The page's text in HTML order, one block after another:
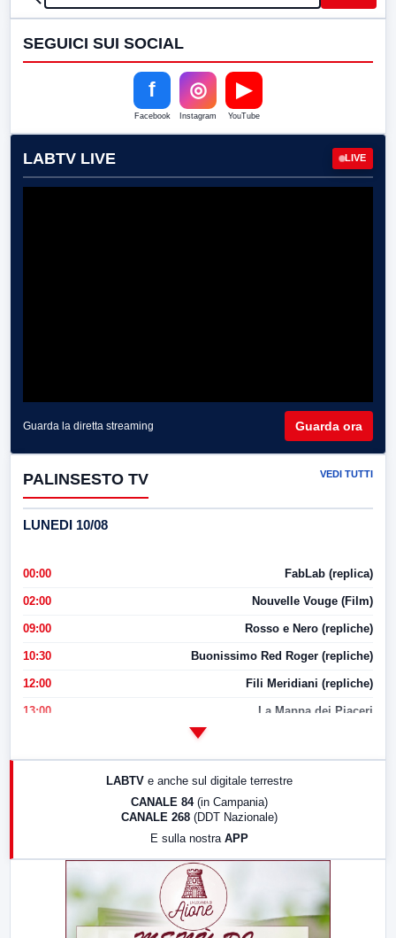
SEGUICI SUI SOCIAL
f
Facebook
◎
Instagram
▶
YouTube
LABTV LIVE LIVE
Guarda la diretta streaming Guarda ora
PALINSESTO TV VEDI TUTTI
LUNEDI 10/08
00:00 FabLab (replica)
02:00 Nouvelle Vouge (Film)
09:00 Rosso e Nero (repliche)
10:30 Buonissimo Red Roger (repliche)
12:00 Fili Meridiani (repliche)
13:00 La Mappa dei Piaceri
17:00 LabNews (replica)
LABTV e anche sul digitale terrestre
CANALE 84 (in Campania)
CANALE 268 (DDT Nazionale)
E sulla nostra APP